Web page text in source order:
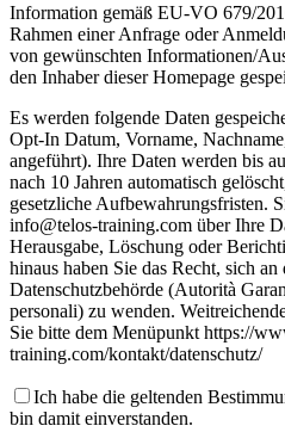
Information gemäß EU-VO 679/
Rahmen einer Anfrage oder
von gewünschten Informationen/
den Inhaber dieser Homepage
Es werden folgende Daten
Opt-In Datum, Vorname,
angeführt). Ihre Daten werden bis
nach 10 Jahren automatisch
gesetzliche Aufbewahrungsfristen.
info@telos-training.com über Ihre
Herausgabe, Löschung oder
hinaus haben Sie das Recht, sich
Datenschutzbehörde (Autorità
personali) zu wenden.
Sie bitte dem Menüpunkt https://
training.com/kontakt/datenschutz/
Ich habe die geltenden
bin damit einverstanden.